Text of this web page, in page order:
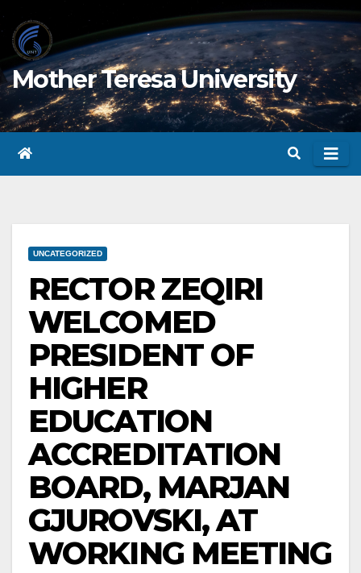
to
content
Mother Teresa University
UNCATEGORIZED
RECTOR ZEQIRI
WELCOMED
PRESIDENT OF
HIGHER
EDUCATION
ACCREDITATION
BOARD, MARJAN
GJUROVSKI, AT
WORKING MEETING